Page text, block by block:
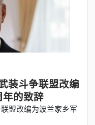
装斗争联盟改编
的致辞
盟改编为波兰家乡军